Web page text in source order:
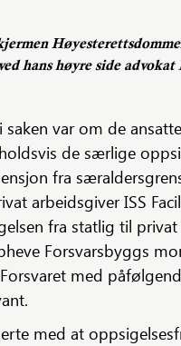
hans høyre side
saken var om de
de særlige
fra
arbeidsgiver ISS
fra statlig til
Forsvarsbyggs
med
med at